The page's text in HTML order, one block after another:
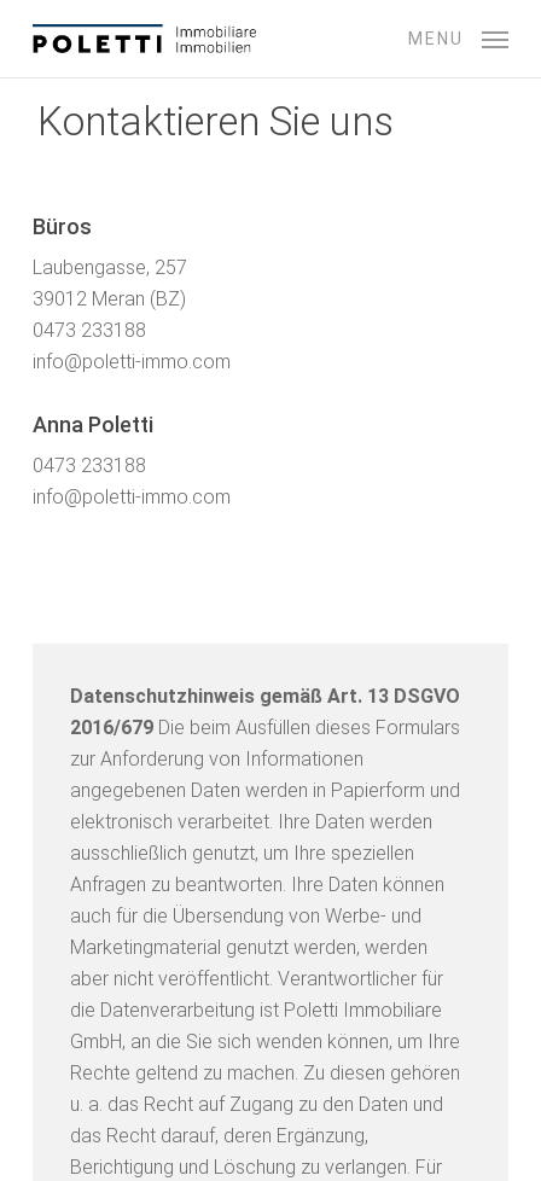
main
content
MENU
Kontaktieren Sie uns
Büros
Laubengasse, 257
39012 Meran (BZ)
0473 233188
info@poletti-immo.com
Anna Poletti
0473 233188
info@poletti-immo.com
Datenschutzhinweis gemäß Art. 13 DSGVO
2016/679 Die beim Ausfüllen dieses Formulars
zur Anforderung von Informationen
angegebenen Daten werden in Papierform und
elektronisch verarbeitet. Ihre Daten werden
ausschließlich genutzt, um Ihre speziellen
Anfragen zu beantworten. Ihre Daten können
auch für die Übersendung von Werbe- und
Marketingmaterial genutzt werden, werden
aber nicht veröffentlicht. Verantwortlicher für
die Datenverarbeitung ist Poletti Immobiliare
GmbH, an die Sie sich wenden können, um Ihre
Rechte geltend zu machen. Zu diesen gehören
u. a. das Recht auf Zugang zu den Daten und
das Recht darauf, deren Ergänzung,
Berichtigung und Löschung zu verlangen. Für